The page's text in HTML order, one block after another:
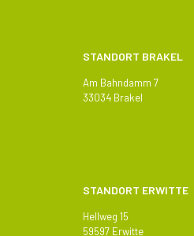
STANDORT BRAKEL
Am Bahndamm 7
33034 Brakel
STANDORT ERWITTE
Hellweg 15
59597 Erwitte